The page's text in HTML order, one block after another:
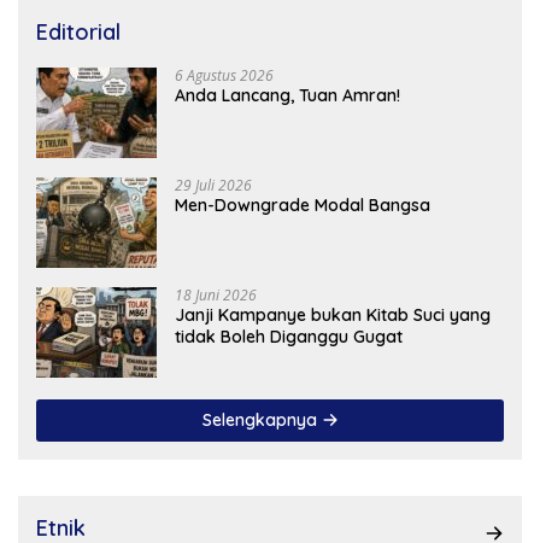
Editorial
6 Agustus 2026
Anda Lancang, Tuan Amran!
29 Juli 2026
Men-Downgrade Modal Bangsa
18 Juni 2026
Janji Kampanye bukan Kitab Suci yang
tidak Boleh Diganggu Gugat
Selengkapnya
Etnik